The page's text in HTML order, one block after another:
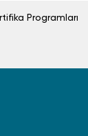
Programları